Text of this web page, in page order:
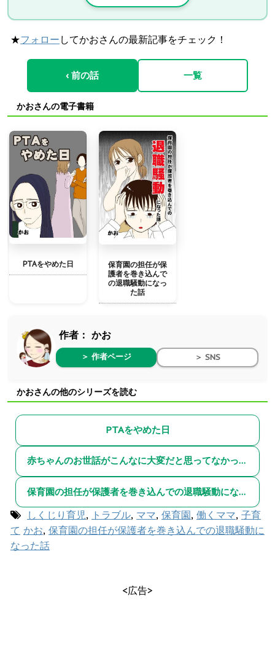
★フォロー してかおさんの最新記事をチェック！
‹ 前の話 一覧
かおさんの電子書籍
PTAをやめた日
保育園の担任が保
護者を巻き込んで
の退職騒動になっ
た話
作者： かお
＞ 作者ページ ＞ SNS
かおさんの他のシリーズを読む
PTAをやめた日
赤ちゃんのお世話がこんなに大変だと思ってなかった話
保育園の担任が保護者を巻き込んでの退職騒動になった話
しくじり育児, トラブル, ママ, 保育園, 働くママ, 子育
て かお, 保育園の担任が保護者を巻き込んでの退職騒動に
なった話
<広告>